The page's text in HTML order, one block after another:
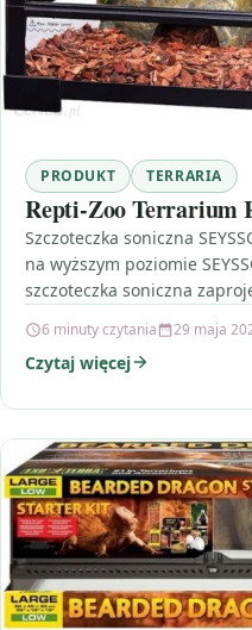
PRODUKT TERRARIA
Repti-Zoo Terrarium
Szczoteczka soniczna
na wyższym poziomie
szczoteczka soniczna
6 minuty czytania 29 maja
Czytaj więcej